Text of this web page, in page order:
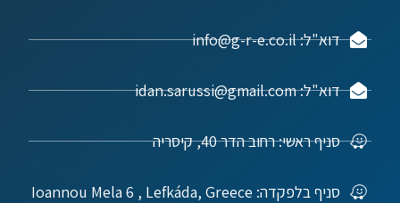
דוא"ל: info@g-r-e.co.il
דוא"ל: idan.sarussi@gmail.com
סניף ראשי: רחוב הדר 40, קיסריה
סניף בלפקדה: Ioannou Mela 6 , Lefkáda, Greece